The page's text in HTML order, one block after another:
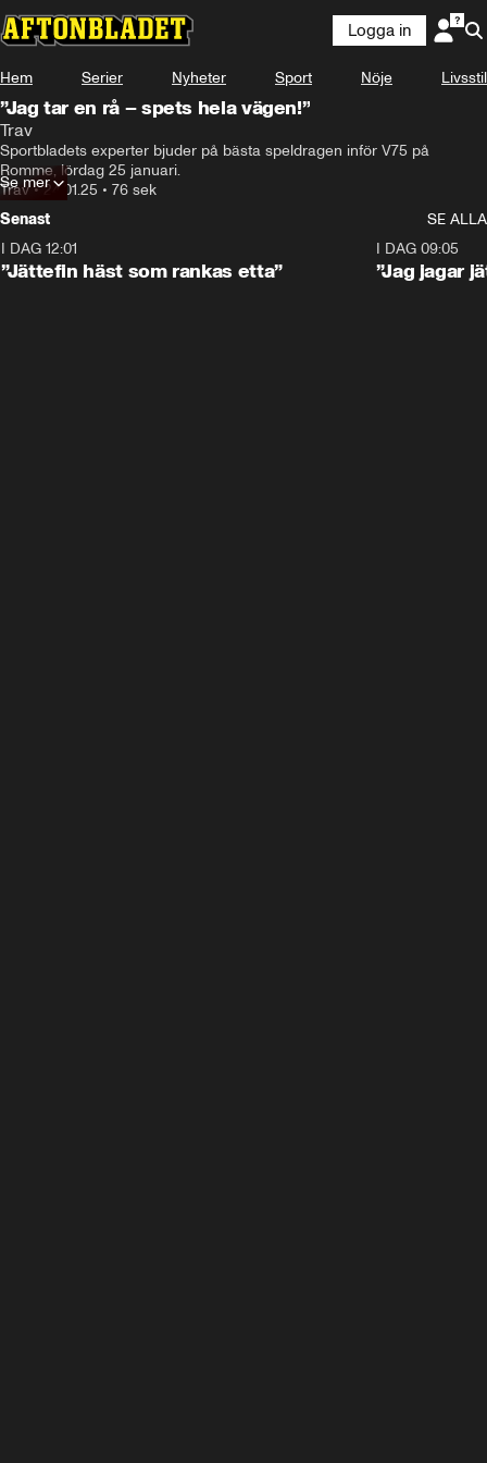
Logga in
Hem Serier Nyheter Sport Nöje Livsstil
”Jag tar en rå – spets hela vägen!”
Trav
Sportbladets experter bjuder på bästa speldragen inför V75 på
Romme, lördag 25 januari.
Trav•24.01.25 • 76 sek
Se mer
Senast
SE ALLA
I DAG 12:01
”Jättefin häst som rankas etta”
I DAG 09:05
”Jag jagar